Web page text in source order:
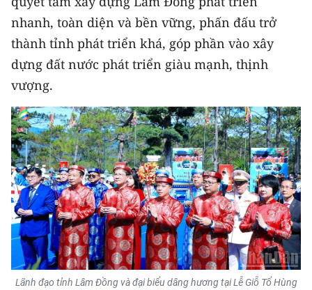
ENGLISH
中文
FRANÇAIS
РУССКИЙ
ESPAÑOL
한국어
nhanh, toàn diện và bền vững, phấn đấu trở
thành tỉnh phát triển khá, góp phần vào xây
dựng đất nước phát triển giàu mạnh, thịnh
vượng.
Lãnh đạo tỉnh Lâm Đồng và đại biểu dâng hương tại Lễ Giỗ Tổ Hùng